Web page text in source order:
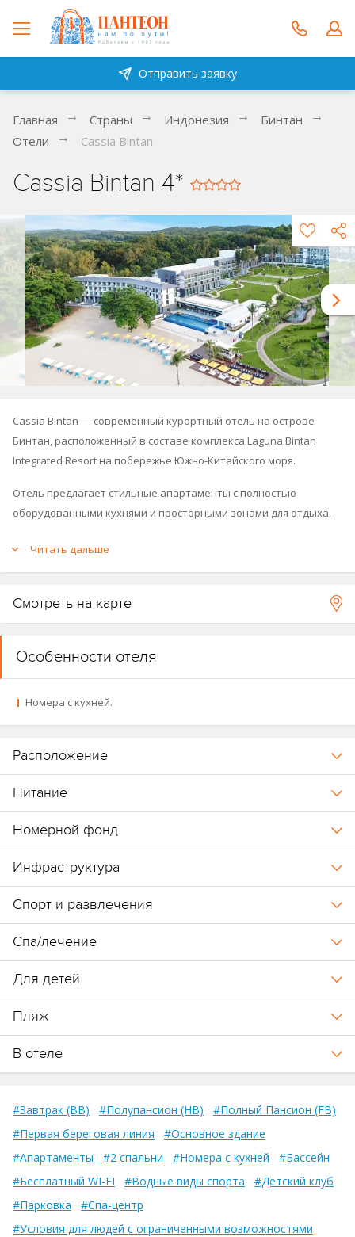
Отправить заявку
Главная Страны Индонезия
Бинтан
Отели
Cassia Bintan
Cassia Bintan 4*
Cassia Bintan — современный курортный отель на острове
Бинтан, расположенный в составе комплекса Laguna Bintan
Integrated Resort на побережье Южно-Китайского моря.
Отель предлагает стильные апартаменты с полностью
оборудованными кухнями и просторными зонами для отдыха.
Гостям доступны пляж, бассейн, водные виды спорта,
доступа:
пользоваться бассейнами друг друга. Гостям Banyan Tree Bintan
предоставляется доступ к инфраструктуре других отелей
комплекса, при этом доступ на территорию Banyan Tree для
Завтраки организованы отдельно в каждом отеле. Рестораны
комплекса доступны для посещения на обед и ужин за
дополнительную плату.
Принадлежит к группе отелей Banyan Tree:
Читать дальше
Смотреть на карте
Особенности отеля
Номера с кухней.
Расположение
Питание
Номерной фонд
Инфраструктура
Спорт и развлечения
Спа/лечение
Для детей
Пляж
В отеле
#Завтрак (BB) #Полупансион (HB)
#Полный Пансион (FB)
#Первая береговая линия
#Основное здание
#Апартаменты
#2 спальни #Номера с кухней
#Бассейн
#Бесплатный WI-FI
#Водные виды спорта
#Детский клуб
#Парковка
#Спа-центр
#Условия для людей с ограниченными возможностями